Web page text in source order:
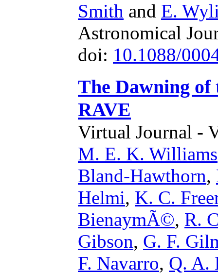
Smith and E.
Astronomical
doi: 10.1088/
The Dawning of
RAVE
Virtual Journal -
M. E. K. Williams
Bland-Hawthorn,
Helmi, K. C.
BienaymÃ©, R.
Gibson, G. F.
F. Navarro, Q. A.